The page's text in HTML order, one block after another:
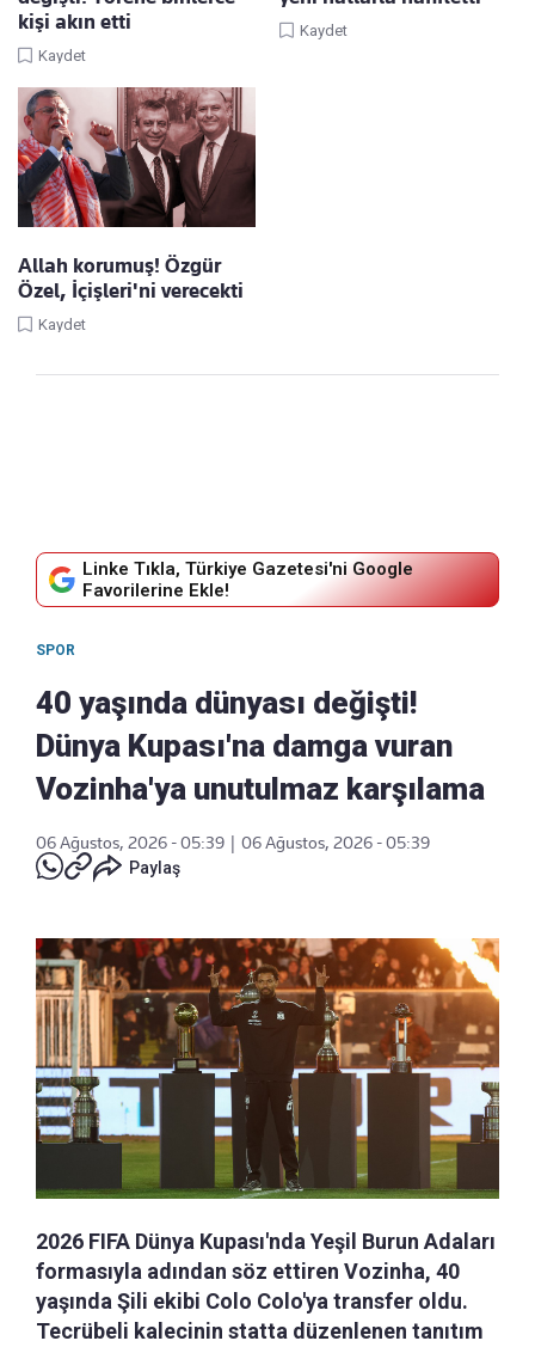
kişi akın etti
Kaydet
Kaydet
Allah korumuş! Özgür
Özel, İçişleri'ni verecekti
Kaydet
Linke Tıkla, Türkiye Gazetesi'ni Google
Favorilerine Ekle!
SPOR
40 yaşında dünyası değişti!
Dünya Kupası'na damga vuran
Vozinha'ya unutulmaz karşılama
06 Ağustos, 2026 - 05:39
06 Ağustos, 2026 - 05:39
Paylaş
2026 FIFA Dünya Kupası'nda Yeşil Burun Adaları
formasıyla adından söz ettiren Vozinha, 40
yaşında Şili ekibi Colo Colo'ya transfer oldu.
Tecrübeli kalecinin statta düzenlenen tanıtım